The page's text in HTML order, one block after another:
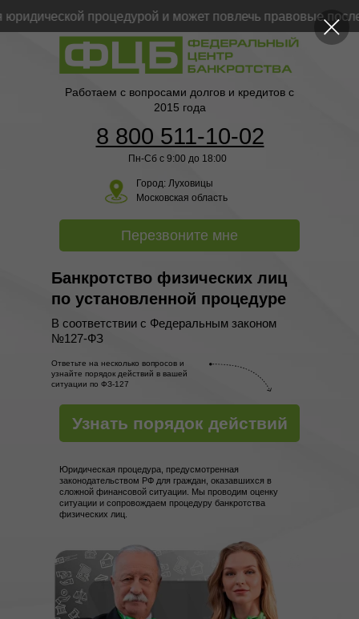
процедурой и может повлечь правовые
В соответствии с Федеральным законом
№127-ФЗ
Банкротство физических лиц
по установленной процедуре
Узнать порядок действий
Юридическая процедура, предусмотренная
законодательством РФ для граждан, оказавшихся в
сложной финансовой ситуации. Мы проводим оценку
ситуации и сопровождаем процедуру банкротства
физических лиц.
Ответьте на несколько вопросов и
узнайте порядок действий в вашей
ситуации по ФЗ-127
Перезвоните мне
8 800 511-10-02
Пн-Сб с 9:00 до 18:00
Город: Луховицы
Московская область
Работаем с вопросами долгов и кредитов с
2015 года